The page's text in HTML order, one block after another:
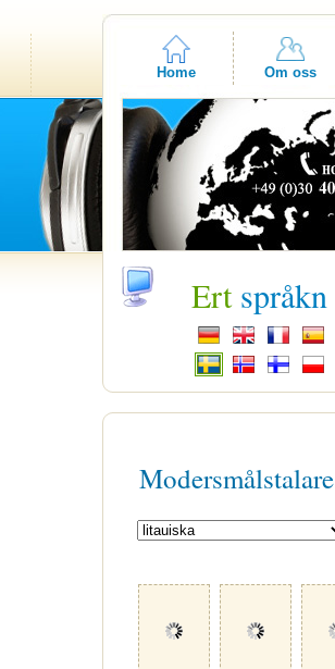
Home Om oss
Ert språkn
Modersmålstalare